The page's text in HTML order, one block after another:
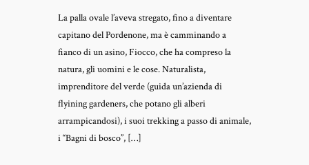
La palla ovale l’aveva stregato, fino a diventare
capitano del Pordenone, ma è camminando a
fianco di un asino, Fiocco, che ha compreso la
natura, gli uomini e le cose. Naturalista,
imprenditore del verde (guida un’azienda di
flyining gardeners, che potano gli alberi
arrampicandosi), i suoi trekking a passo di animale,
i “Bagni di bosco”, […]